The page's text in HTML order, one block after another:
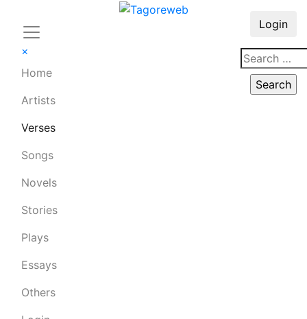
×
Home
Artists
Verses
Songs
Novels
Stories
Plays
Essays
Others
Login